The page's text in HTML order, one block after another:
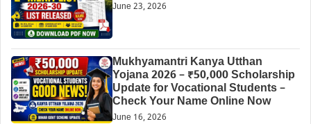
June 23, 2026
Mukhyamantri Kanya Utthan
Yojana 2026 – ₹50,000 Scholarship
Update for Vocational Students –
Check Your Name Online Now
June 16, 2026